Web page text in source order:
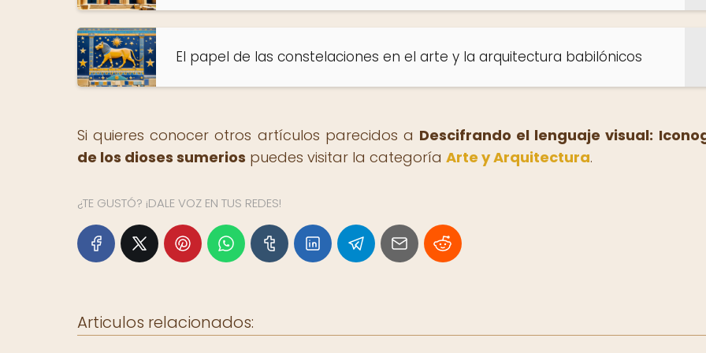
El papel de las constelaciones en el arte y la arquitectura babilónicos
Si quieres conocer otros artículos parecidos a Descifrando el lenguaje visual:
de los dioses sumerios puedes visitar la categoría Arte y Arquitectura.
¿TE GUSTÓ? ¡DALE VOZ EN TUS REDES!
Articulos relacionados: